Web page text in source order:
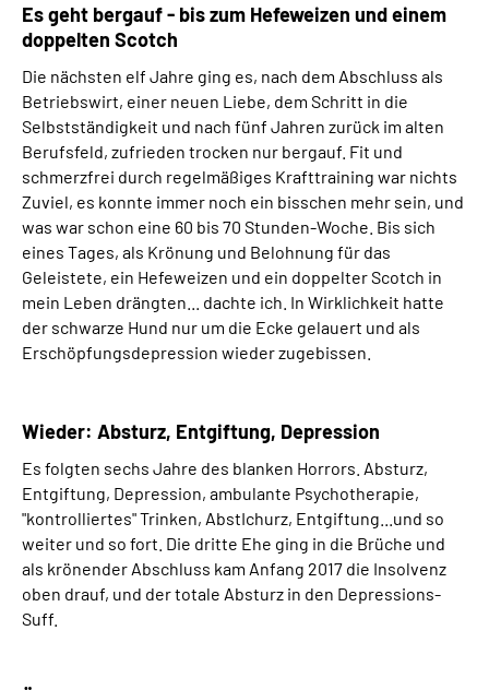
Es geht bergauf - bis zum Hefeweizen und einem
doppelten Scotch
Die nächsten elf Jahre ging es, nach dem Abschluss als
Betriebswirt, einer neuen Liebe, dem Schritt in die
Selbstständigkeit und nach fünf Jahren zurück im alten
Berufsfeld, zufrieden trocken nur bergauf. Fit und
schmerzfrei durch regelmäßiges Krafttraining war nichts
Zuviel, es konnte immer noch ein bisschen mehr sein, und
was war schon eine 60 bis 70 Stunden-Woche. Bis sich
eines Tages, als Krönung und Belohnung für das
Geleistete, ein Hefeweizen und ein doppelterScotch in
mein Leben drängten... dachte ich. In Wirklichkeit hatte
der schwarze Hund nur um die Ecke gelauert und als
Erschöpfungsdepression wieder zugebissen.
Wieder: Absturz, Entgiftung, Depression
Es folgten sechs Jahre des blanken Horrors. Absturz,
Entgiftung, Depression, ambulante Psychotherapie,
"kontrolliertes" Trinken, AbstIchurz, Entgiftung...und so
weiter und so fort. Die dritte Ehe ging in die Brüche und
als krönender Abschluss kam Anfang 2017 die Insolvenz
oben drauf, und der totale Absturz in den Depressions-
Suff.